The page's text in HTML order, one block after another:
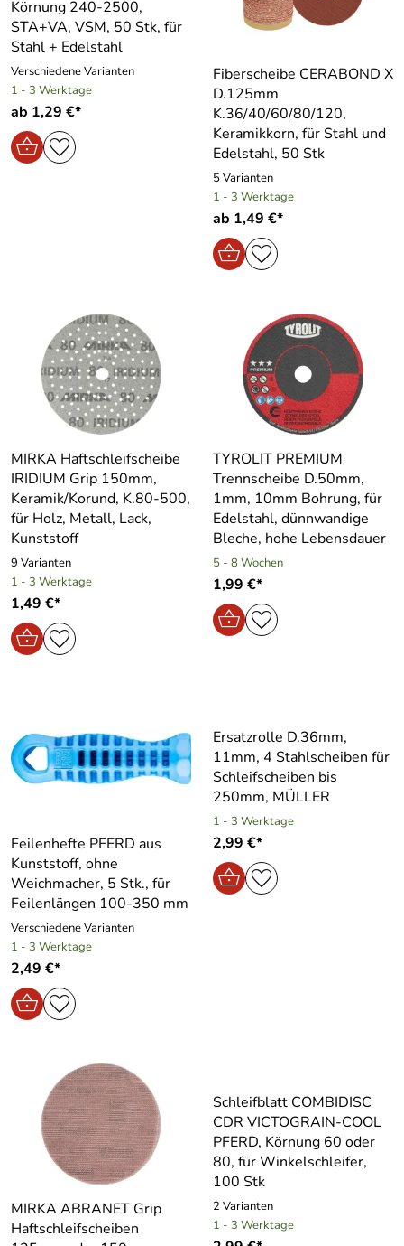
Körnung 240-2500,
STA+VA, VSM, 50 Stk, für
Stahl + Edelstahl
Verschiedene Varianten
1 - 3 Werktage
ab 1,29 €*
Fiberscheibe CERABOND X
D.125mm
K.36/40/60/80/120,
Keramikkorn, für Stahl und
Edelstahl, 50 Stk
5 Varianten
1 - 3 Werktage
ab 1,49 €*
MIRKA Haftschleifscheibe
IRIDIUM Grip 150mm,
Keramik/Korund, K.80-500,
für Holz, Metall, Lack,
Kunststoff
9 Varianten
1 - 3 Werktage
1,49 €*
TYROLIT PREMIUM
Trennscheibe D.50mm,
1mm, 10mm Bohrung, für
Edelstahl, dünnwandige
Bleche, hohe Lebensdauer
5 - 8 Wochen
1,99 €*
Feilenhefte PFERD aus
Kunststoff, ohne
Weichmacher, 5 Stk., für
Feilenlängen 100-350 mm
Verschiedene Varianten
1 - 3 Werktage
2,49 €*
Ersatzrolle D.36mm,
11mm, 4 Stahlscheiben für
Schleifscheiben bis
250mm, MÜLLER
1 - 3 Werktage
2,99 €*
MIRKA ABRANET Grip
Haftschleifscheiben
Schleifblatt COMBIDISC
CDR VICTOGRAIN-COOL
PFERD, Körnung 60 oder
80, für Winkelschleifer,
100 Stk
2 Varianten
1 - 3 Werktage